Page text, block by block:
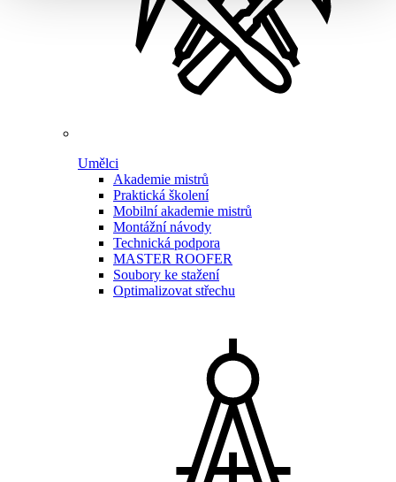
Umělci
Akademie mistrů
Praktická školení
Mobilní akademie mistrů
Montážní návody
Technická podpora
MASTER ROOFER
Soubory ke stažení
Optimalizovat střechu